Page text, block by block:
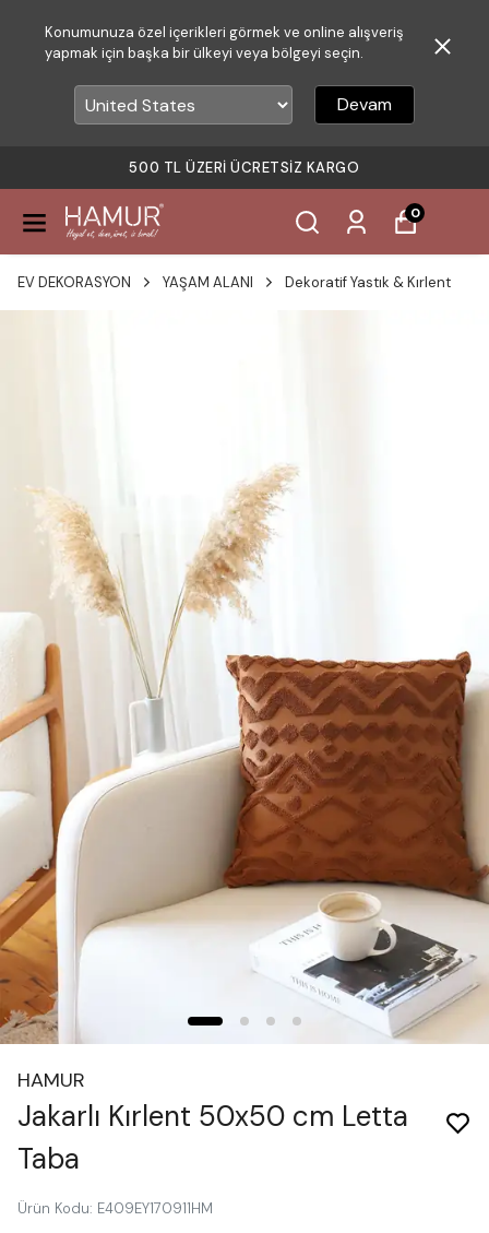
Konumunuza özel içerikleri görmek ve online alışveriş
yapmak için başka bir ülkeyi veya bölgeyi seçin.
Devam
500 TL ÜZERI ÜCRETSIZ KARGO
0
EV DEKORASYON YAŞAM ALANI Dekoratif Yastık & Kırlent
HAMUR
Jakarlı Kırlent 50x50 cm Letta
Taba
Ürün Kodu: E409EY170911HM